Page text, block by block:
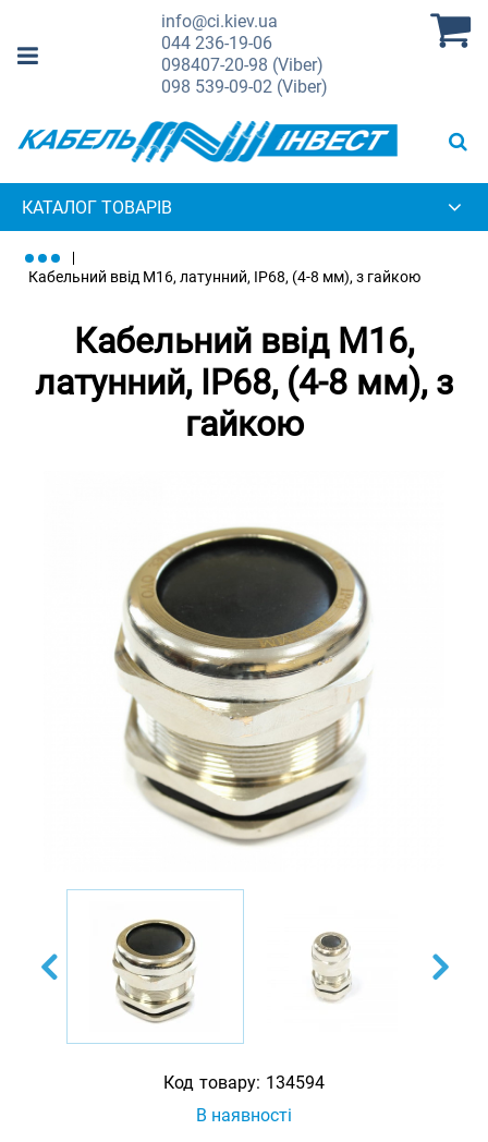
info@ci.kiev.ua
044236-19-06
098407-20-98 (Viber)
098 539-09-02 (Viber)
КАТАЛОГ ТОВАРІВ
Кабельний ввід М16, латунний, IP68, (4-8 мм), з гайкою
Кабельний ввід М16,
латунний, IP68, (4-8 мм), з
гайкою
Код товару: 134594
В наявності